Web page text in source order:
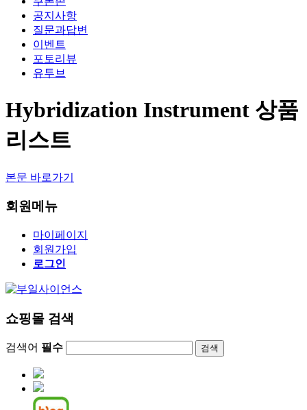
공지사항
질문과답변
이벤트
포토리뷰
유투브
Hybridization Instrument 상품
리스트
본문 바로가기
회원메뉴
마이페이지
회원가입
로그인
쇼핑몰 검색
검색어 필수 검색